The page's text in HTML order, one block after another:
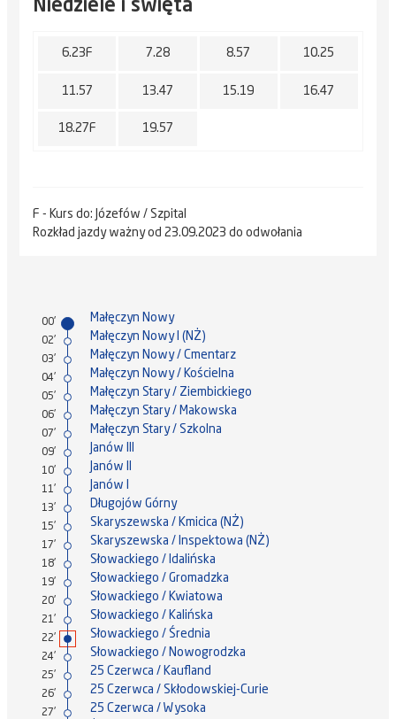
Niedziele i święta
6.23F 7.28 8.57 10.25
11.57 13.47 15.19 16.47
18.27F 19.57
F - Kurs do: Józefów / Szpital
Rozkład jazdy ważny od 23.09.2023 do odwołania
00' Małęczyn Nowy
02' Małęczyn Nowy I (NŻ)
03' Małęczyn Nowy / Cmentarz
04' Małęczyn Nowy / Kościelna
05' Małęczyn Stary / Ziembickiego
06' Małęczyn Stary / Makowska
07' Małęczyn Stary / Szkolna
09' Janów III
10' Janów II
11' Janów I
13' Długojów Górny
15' Skaryszewska / Kmicica (NŻ)
17' Skaryszewska / Inspektowa (NŻ)
18' Słowackiego / Idalińska
19' Słowackiego / Gromadzka
20' Słowackiego / Kwiatowa
21' Słowackiego / Kalińska
22' Słowackiego / Średnia
24' Słowackiego / Nowogrodzka
25' 25 Czerwca / Kaufland
26' 25 Czerwca / Skłodowskiej-Curie
27' 25 Czerwca / Wysoka